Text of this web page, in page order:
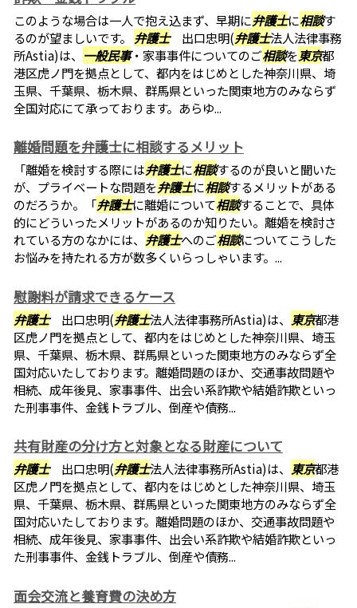
このような場合は一人で抱え込まず、早期に弁護士に相談す
るのが望ましいです。 弁護士出口忠明(弁護士法人法律事務
所Astia)は、 一般民事・家事事件についてのご相談を東京都
港区虎ノ門を拠点として、都内をはじめとした神奈川県、埼
玉県、千葉県、栃木県、群馬県といった関東地方のみならず
全国対応にて承っております。あらゆ...
離婚問題を弁護士に相談するメリット
「離婚を検討する際には弁護士に相談するのが良いと聞いた
が、プライベートな問題を弁護士に相談するメリットがある
のだろうか。「弁護士に離婚について相談することで、具体
的にどういったメリットがあるのか知りたい。離婚を検討さ
れている方のなかには、 弁護士へのご相談についてこうした
お悩みを持たれる方が数多くいらっしゃいます。...
慰謝料が請求できるケース
弁護士出口忠明(弁護士法人法律事務所Astia)は、 東京都港
区虎ノ門を拠点として、都内をはじめとした神奈川県、埼玉
県、千葉県、栃木県、群馬県といった関東地方のみならず全
国対応いたしております。離婚問題のほか、交通事故問題や
相続、成年後見、家事事件、出会い系詐欺や結婚詐欺といっ
た刑事事件、金銭トラブル、倒産や債務...
共有財産の分け方と対象となる財産について
弁護士出口忠明(弁護士法人法律事務所Astia)は、 東京都港
区虎ノ門を拠点として、都内をはじめとした神奈川県、埼玉
県、千葉県、栃木県、群馬県といった関東地方のみならず全
国対応いたしております。離婚問題のほか、交通事故問題や
相続、成年後見、家事事件、出会い系詐欺や結婚詐欺といっ
た刑事事件、金銭トラブル、倒産や債務...
面会交流と養育費の決め方